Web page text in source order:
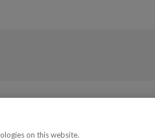
on this website.